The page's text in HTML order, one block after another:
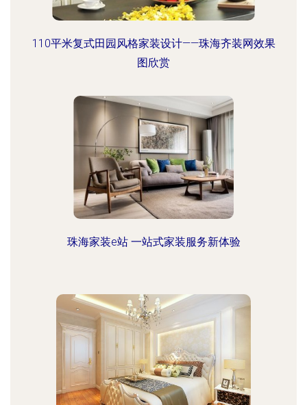
110平米复式田园风格家装设计——珠海齐装网效果
图欣赏
珠海家装e站 一站式家装服务新体验